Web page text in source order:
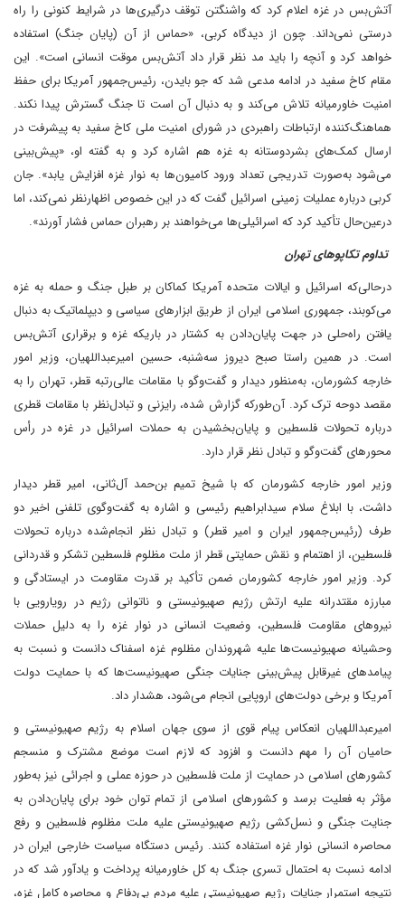
آتش‌بس در غزه اعلام کرد که واشنگتن توقف درگیری‌ها در شرایط کنونی را راه
درستی نمی‌داند. چون از دیدگاه کربی، «حماس از آن (پایان جنگ) استفاده
خواهد کرد و آنچه را باید مد نظر قرار داد آتش‌بس موقت انسانی است». این
مقام کاخ سفید در ادامه مدعی شد که جو بایدن، رئیس‌جمهور آمریکا برای حفظ
امنیت خاورمیانه تلاش می‌کند و به دنبال آن است تا جنگ گسترش پیدا نکند.
هماهنگ‌کننده ارتباطات راهبردی در شورای امنیت ملی کاخ سفید به پیشرفت در
ارسال کمک‌های بشردوستانه به غزه هم اشاره کرد و به گفته او، «پیش‌بینی
می‌شود به‌صورت تدریجی تعداد ورود کامیون‌ها به نوار غزه افزایش یابد». جان
کربی درباره عملیات زمینی اسرائیل گفت که در این خصوص اظهارنظر نمی‌کند، اما
در‌عین‌حال تأکید کرد که اسرائیلی‌ها می‌خواهند بر رهبران حماس فشار آورند».
تداوم تکاپوهای تهران
د‌رحالی‌که اسرائیل و ایالات متحده آمریکا کماکان بر طبل جنگ و حمله به غزه
می‌کوبند، جمهوری اسلامی ایران از طریق ابزارهای سیاسی و دیپلماتیک به دنبال
یافتن راه‌حلی در جهت پایان‌دادن به کشتار در باریکه غزه و برقراری آتش‌بس
است. در همین راستا صبح دیروز سه‌شنبه، حسین امیرعبداللهیان، وزیر امور
خارجه کشورمان، به‌منظور دیدار و گفت‌وگو با مقامات عالی‌رتبه قطر، تهران را به
مقصد دوحه ترک کرد. آن‌طورکه گزارش شده، رایزنی و تبادل‌نظر با مقامات قطری
درباره تحولات فلسطین و پایان‌بخشیدن به حملات اسرائیل در غزه در رأس
محورهای گفت‌وگو و تبادل نظر قرار دارد.
وزیر امور خارجه کشورمان که با شیخ تمیم بن‌حمد آل‌ثانی، امیر قطر دیدار
داشت، با ابلاغ سلام سیدابراهیم رئیسی و اشاره به گفت‌وگوی تلفنی اخیر دو
طرف (رئیس‌جمهور ایران و امیر قطر) و تبادل نظر انجام‌شده درباره تحولات
فلسطین، از اهتمام و نقش حمایتی قطر از ملت مظلوم فلسطین تشکر و قدردانی
کرد. وزیر امور خارجه کشورمان ضمن تأکید بر قدرت مقاومت در ایستادگی و
مبارزه مقتدرانه علیه ارتش رژیم صهیونیستی و ناتوانی رژیم در رویارویی با
نیروهای مقاومت فلسطین، وضعیت انسانی در نوار غزه را به دلیل حملات
وحشیانه صهیونیست‌ها علیه شهروندان مظلوم غزه اسفناک دانست و نسبت به
پیامدهای غیرقابل پیش‌بینی جنایات جنگی صهیونیست‌ها که با حمایت دولت
آمریکا و برخی دولت‌های اروپایی انجام می‌شود، هشدار داد.
امیرعبداللهیان انعکاس پیام قوی از سوی جهان اسلام به رژیم صهیونیستی و
حامیان آن را مهم دانست و افزود که لازم است موضع مشترک و منسجم
کشورهای اسلامی در حمایت از ملت فلسطین در حوزه عملی و اجرائی نیز به‌طور
مؤثر به فعلیت برسد و کشورهای اسلامی از تمام توان خود برای پایان‌دادن به
جنایت جنگی و نسل‌کشی رژیم صهیونیستی علیه ملت مظلوم فلسطین و رفع
محاصره انسانی نوار غزه استفاده کنند. رئیس دستگاه سیاست خارجی ایران در
ادامه نسبت به احتمال تسری جنگ به کل خاورمیانه پرداخت و یادآور شد که در
نتیجه استمرار جنایات رژیم صهیونیستی علیه مردم بی‌دفاع و محاصره کامل غزه،